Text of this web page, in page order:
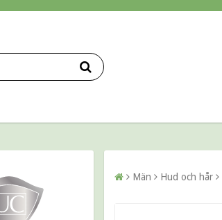
Män Hud och hår